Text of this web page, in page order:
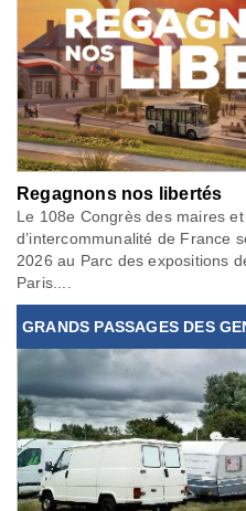
Regagnons nos libertés
Le 108e Congrès des maires
d’intercommunalité de France
2026 au Parc des expositions
Paris....
GRANDS PASSAGES DES